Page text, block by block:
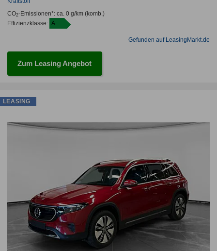
CO2-Emissionen*: ca. 0 g/km(komb.)
Effizienzklasse: A
Gefunden auf LeasingMarkt.de
Zum Leasing Angebot
LEASING